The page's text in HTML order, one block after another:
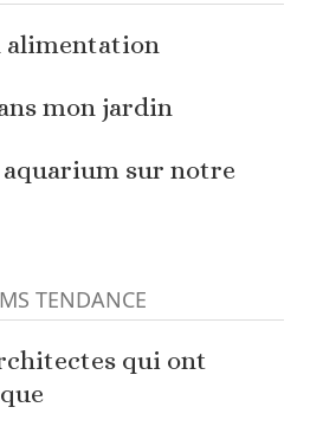
alimentation
mon jardin
sur notre
TENDANCE
qui ont